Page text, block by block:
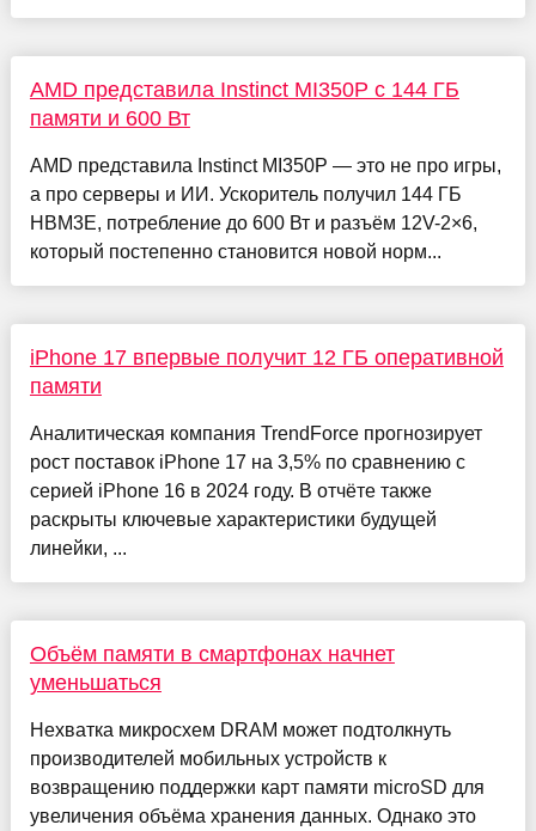
AMD представила Instinct MI350P с 144 ГБ
памяти и 600 Вт
AMD представила Instinct MI350P — это не про игры,
а про серверы и ИИ. Ускоритель получил 144 ГБ
HBM3E, потребление до 600 Вт и разъём 12V-2×6,
который постепенно становится новой норм...
iPhone 17 впервые получит 12 ГБ оперативной
памяти
Аналитическая компания TrendForce прогнозирует
рост поставок iPhone 17 на 3,5% по сравнению с
серией iPhone 16 в 2024 году. В отчёте также
раскрыты ключевые характеристики будущей
линейки, ...
Объём памяти в смартфонах начнет
уменьшаться
Нехватка микросхем DRAM может подтолкнуть
производителей мобильных устройств к
возвращению поддержки карт памяти microSD для
увеличения объёма хранения данных. Однако это